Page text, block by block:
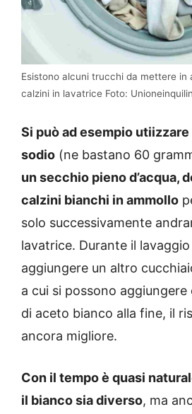
Esistono alcuni trucchi da mettere
calzini in lavatrice Foto:
Si può ad esempio
sodio (ne bastano 60
un secchio pieno d’acqua,
calzini bianchi in ammollo
solo successivamente
lavatrice. Durante il
aggiungere un altro
a cui si possono
di aceto bianco alla fine, il
ancora migliore.
Con il tempo è quasi
il bianco sia diverso, ma